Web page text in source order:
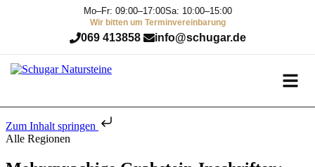
Zum Inhalt springen
Mo–Fr: 09:00–17:00Sa: 10:00–15:00
Wir bitten um Terminvereinbarung
069 413858 info@schugar.de
Alle Regionen